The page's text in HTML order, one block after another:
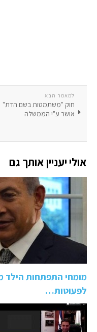
למאמר הבא
חוק "משתמטות בשם הדת"
אושר ע"י הממשלה
אולי יעניין אותך גם
מומחי התפתחות הילד
לפעוטות…